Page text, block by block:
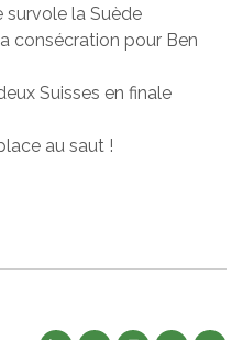
survole la Suède
consécration pour Ben
Suisses en finale
au saut !